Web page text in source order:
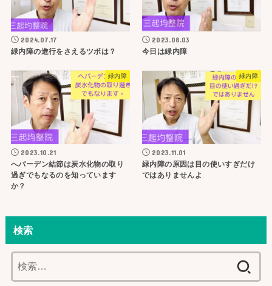
2024.07.17
緑内障の進行をさえるツボは？
2023.08.03
今日は緑内障
緑内障
2023.10.21
へバーデン結節は炭水化物の取り
過ぎでもなるのを知っています
か？
緑内障
2023.11.01
緑内障の原因は目の使いすぎだけ
ではありませんよ
検索
索: